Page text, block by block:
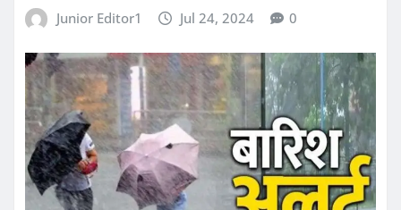
Junior Editor1 Jul 24, 2024 0